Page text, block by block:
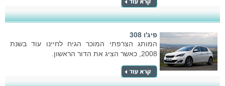
פיג'ו 308
המותג הצרפתי המוכר הגיח לחיינו עוד בשנת
2008, כאשר הציג את הדור הראשון.